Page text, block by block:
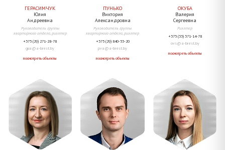
ГЕРАСИМЧУК
Юлия
Андреевна
Руководитель группы
квартирного отдела, риэлтер
+375 (29) 271-28-78
gua@a-brest.by
посмотреть объекты
ПУНЬКО
Виктория
Александровна
Руководитель группы
квартирного отдела, риэлтер
+375 (29) 840-53-20
pva@a-brest.by
посмотреть объекты
ОКУБА
Валерия
Сергеевна
Риэлтер
+375 (33) 371-14-78
ovs@a-brest.by
посмотреть объекты